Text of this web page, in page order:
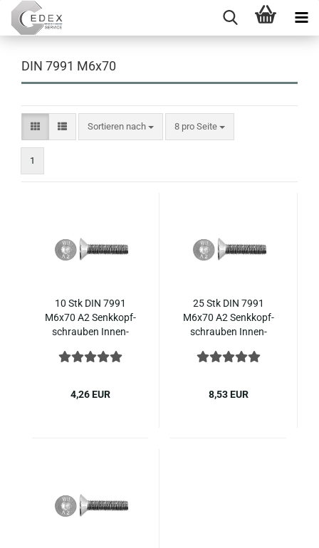
DIN 7991 M6x70
Sortieren nach
Sortieren nach 8 pro Seite
pro Seite
1
10 Stk DIN 7991
M6x70 A2 Senk­kopf­
schrau­ben In­nen­
Edel­stahl
4,26 EUR
25 Stk DIN 7991
M6x70 A2 Senk­kopf­
schrau­ben In­nen­
Edel­stahl
8,53 EUR